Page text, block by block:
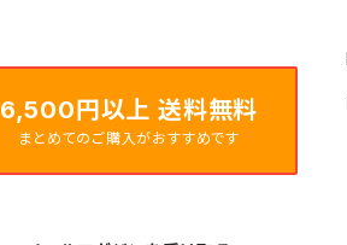
6,500円以上 送料無料
まとめてのご購入がおすすめです